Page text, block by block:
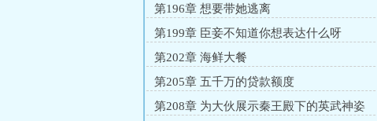
第196章 想要带她逃离
第199章 臣妾不知道你想表达什么呀
第202章 海鲜大餐
第205章 五千万的贷款额度
第208章 为大伙展示秦王殿下的英武神姿